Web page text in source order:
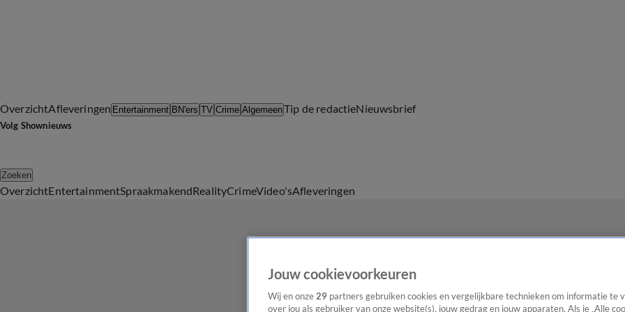
OverzichtAfleveringen Entertainment BN'ers TV Crime AlgemeenTip de redactieNieuwsbrief
Volg Shownieuws
Zoeken
OverzichtEntertainmentSpraakmakendRealityCrimeVideo'sAfleveringen
Jouw cookievoorkeuren
Wij en onze 29 partners gebruiken cookies en vergelijkbare technieken om informatie te
over jou als gebruiker van onze website(s), jouw gedrag en jouw apparaten. Als je „Alle